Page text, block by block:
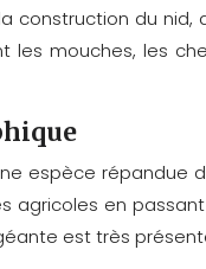
construction du
les mouches, les
espèce répandue
agricoles en
est très